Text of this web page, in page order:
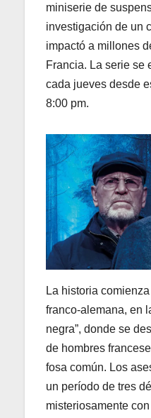
miniserie de
investigación de un
impactó a millones
Francia. La serie se
cada jueves desde
8:00 pm.
La historia
franco-alemana, en
negra”, donde se
de hombres
fosa común. Los
un período de tres
misteriosamente